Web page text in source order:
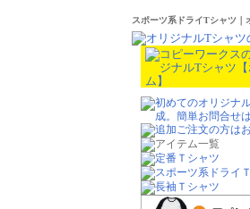
スポーツ系ドライTシャツ｜